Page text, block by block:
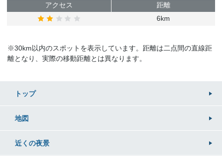
アクセス
距離
6km
※30km以内のスポットを表示しています。距離は二点間の直線距
離となり、実際の移動距離とは異なります。
トップ
地図
近くの夜景